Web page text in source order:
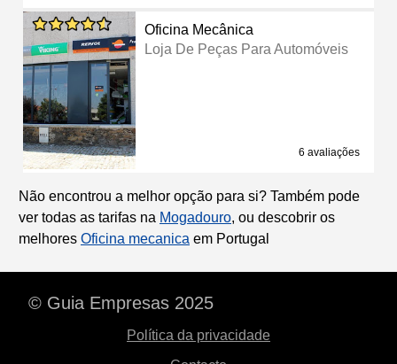
Oficina Mecânica
Loja De Peças Para Automóveis
6 avaliações
Não encontrou a melhor opção para si? Também pode
ver todas as tarifas na Mogadouro, ou descobrir os
melhores Oficina mecanica em Portugal
© Guia Empresas 2025
Política da privacidade